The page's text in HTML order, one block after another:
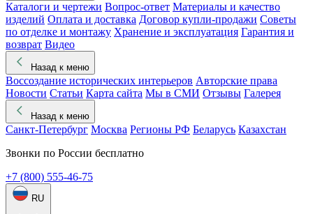
Каталоги и чертежи Вопрос-ответ Материалы и качество
изделий Оплата и доставка Договор купли-продажи Советы
по отделке и монтажу Хранение и эксплуатация Гарантия и
возврат Видео
Назад к меню
Воссоздание исторических интерьеров Авторские права
Новости Статьи Карта сайта Мы в СМИ Отзывы Галерея
Назад к меню
Санкт-Петербург Москва Регионы РФ Беларусь Казахстан
Звонки по России бесплатно
+7 (800) 555-46-75
RU